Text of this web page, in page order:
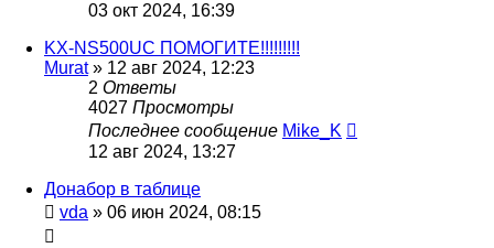
03 окт 2024, 16:39
KX-NS500UC ПОМОГИТЕ!!!!!!!!!
Murat» 12 авг 2024, 12:23
2 Ответы
4027 Просмотры
Последнее сообщение Mike_K
12 авг 2024, 13:27
Донабор в таблице
vda » 06 июн 2024, 08:15